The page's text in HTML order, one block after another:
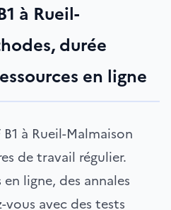
à Rueil-
durée
en ligne
à Rueil-Malmaison
de travail régulier.
ligne, des annales
avec des tests